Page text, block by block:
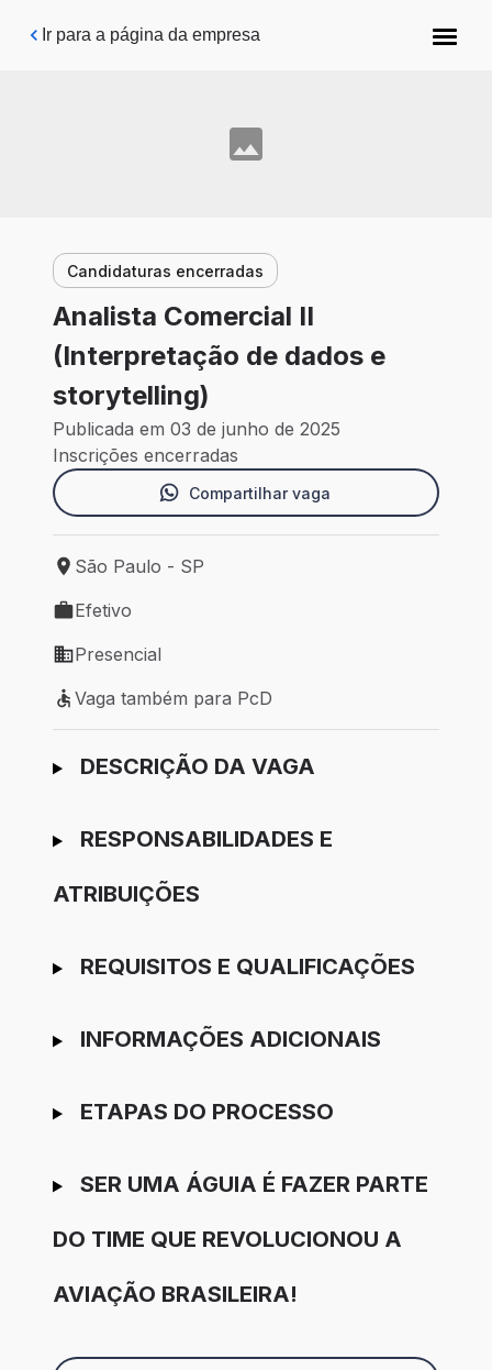
Pular para o conteúdo principal
Ir para a página da empresa
Candidaturas encerradas
Analista Comercial II
(Interpretação de dados e
storytelling)
Publicada em 03 de junho de 2025
Inscrições encerradas
Compartilhar vaga
Local de trabalho: São Paulo - SP
São Paulo - SP
Tipo de vaga: Efetivo
Efetivo
Modelo de trabalho: Presencial
Presencial
Vaga também para PcD
Vaga também para PcD
Ir para candidatura
DESCRIÇÃO DA VAGA
RESPONSABILIDADES E
ATRIBUIÇÕES
REQUISITOS E QUALIFICAÇÕES
INFORMAÇÕES ADICIONAIS
ETAPAS DO PROCESSO
SER UMA ÁGUIA É FAZER PARTE
DO TIME QUE REVOLUCIONOU A
AVIAÇÃO BRASILEIRA!